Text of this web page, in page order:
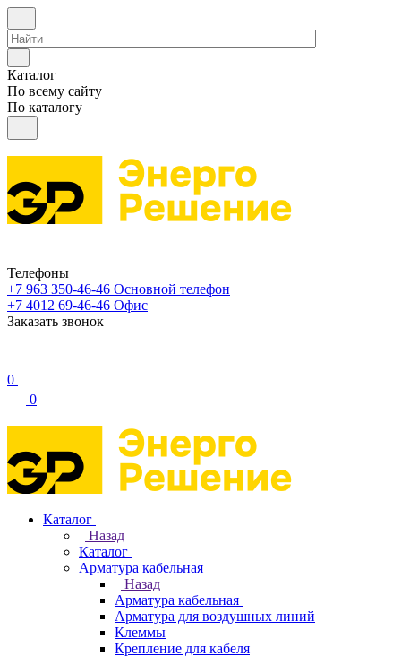
Каталог
По всему сайту
По каталогу
Телефоны
+7 963 350-46-46 Основной телефон
+7 4012 69-46-46 Офис
Заказать звонок
0
0
Каталог
Назад
Каталог
Арматура кабельная
Назад
Арматура кабельная
Арматура для воздушных линий
Клеммы
Крепление для кабеля